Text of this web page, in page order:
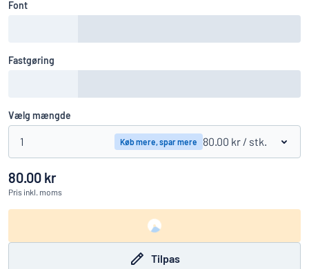
Font
Fastgøring
Vælg mængde
1 Køb mere, spar mere 80.00 kr / stk.
80.00 kr
Pris inkl. moms
Tilpas